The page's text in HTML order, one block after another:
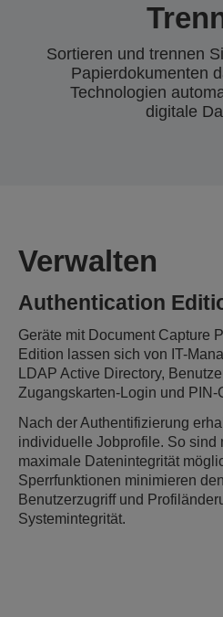
Sortieren und trennen
Papierdokumenten
Technologien
digitale
Verwalten
Authentication
Geräte mit Document Capture
Edition lassen sich von IT-
LDAP Active Directory,
Zugangskarten-Login und PIN-
Nach der Authentifizierung
individuelle Jobprofile. So sind
maximale Datenintegrität
Sperrfunktionen minimieren
Benutzerzugriff und
Systemintegrität.